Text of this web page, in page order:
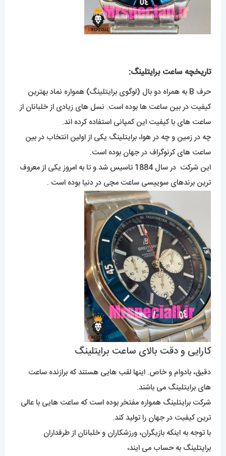
تاریخچه ساعت برایتلینگ:
حرف B به همراه دو بال (لوگوی برایتلینگ) همواره نماد بهترین
کیفیت در بین ساعت ها بوده است. نسل های زیادی از خلبانان از
ساعت های با کیفیت این کمپانی استفاده کرده اند.
چه در زمین و چه در هوا، برایتلینگ یکی از اولین انتخاب در بین
ساعت های کرنوگراف در جهان بوده است.
این شرکت در سال 1884 تاسیس شد و تا به امروز یکی از معروف
ترین برندهای سوییسی ساعت مچی در دنیا بوده است .
کارایی و دقت بالای ساعت برایتلینگ
دقیق، بادوام و خاص. اینها لقب هایی هستند که برازنده ساعت
های برایتلینگ می باشند.
شرکت برایتلینگ همواره مفتخر بوده است که ساعت هایی با عالی
ترین کیفیت در جهان را تولید کند.
با توجه به اینکه بازیگران، ورزشکاران و خلبانان از طرفداران
برایتلینگ به حساب می ایند،